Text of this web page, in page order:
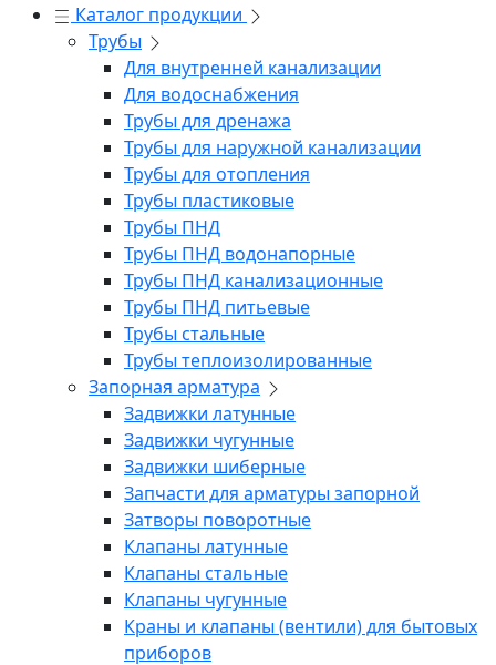
Каталог продукции
Трубы
Для внутренней канализации
Для водоснабжения
Трубы для дренажа
Трубы для наружной канализации
Трубы для отопления
Трубы пластиковые
Трубы ПНД
Трубы ПНД водонапорные
Трубы ПНД канализационные
Трубы ПНД питьевые
Трубы стальные
Трубы теплоизолированные
Запорная арматура
Задвижки латунные
Задвижки чугунные
Задвижки шиберные
Запчасти для арматуры запорной
Затворы поворотные
Клапаны латунные
Клапаны стальные
Клапаны чугунные
Краны и клапаны (вентили) для бытовых
приборов